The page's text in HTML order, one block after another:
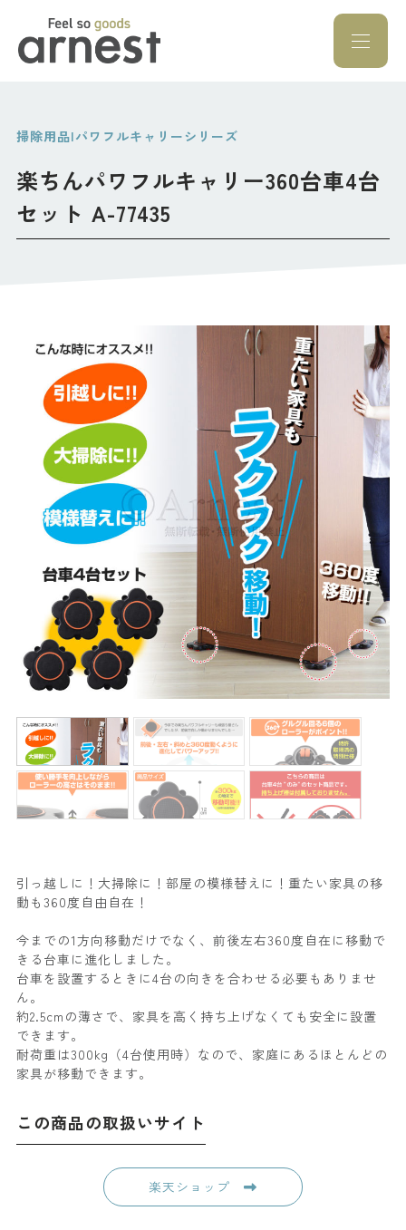
Feel so goods
掃除用品|パワフルキャリーシリーズ
楽ちんパワフルキャリー360台車4台
セット A-77435
引っ越しに！大掃除に！部屋の模様替えに！重たい家具の移
動も360度自由自在！
今までの1方向移動だけでなく、前後左右360度自在に移動で
きる台車に進化しました。
台車を設置するときに4台の向きを合わせる必要もありませ
ん。
約2.5cmの薄さで、家具を高く持ち上げなくても安全に設置
できます。
耐荷重は300kg（4台使用時）なので、家庭にあるほとんどの
家具が移動できます。
この商品の取扱いサイト
楽天ショップ